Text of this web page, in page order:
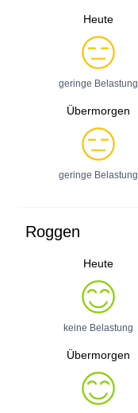
Heute
geringe Belastung
Übermorgen
geringe Belastung
Roggen
Heute
keine Belastung
Übermorgen